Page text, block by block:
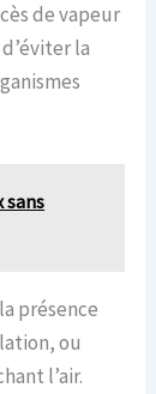
de vapeur
la
sans
présence
ou
l’air.